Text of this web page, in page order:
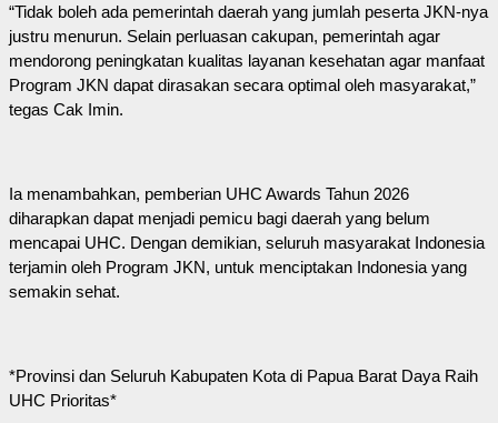
“Tidak boleh ada pemerintah daerah yang jumlah peserta JKN-nya
justru menurun. Selain perluasan cakupan, pemerintah agar
mendorong peningkatan kualitas layanan kesehatan agar manfaat
Program JKN dapat dirasakan secara optimal oleh masyarakat,”
tegas Cak Imin.
Ia menambahkan, pemberian UHC Awards Tahun 2026
diharapkan dapat menjadi pemicu bagi daerah yang belum
mencapai UHC. Dengan demikian, seluruh masyarakat Indonesia
terjamin oleh Program JKN, untuk menciptakan Indonesia yang
semakin sehat.
*Provinsi dan Seluruh Kabupaten Kota di Papua Barat Daya Raih
UHC Prioritas*